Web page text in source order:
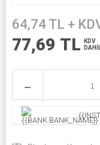
64,74 TL +
77,69 TL
KDV